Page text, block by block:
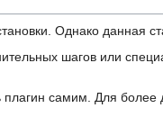
Однако данная
шагов или
самим. Для